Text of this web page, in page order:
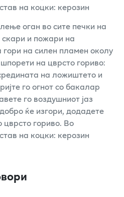
на коцки: керозин
оган во сите печки на
и пожари на
гори на силен пламен околу
на цврсто гориво:
на ложиштето и
го огнот со бакалар
го воздушниот јаз
ќе изгори, додадете
цврсто гориво. Во
на коцки: керозин